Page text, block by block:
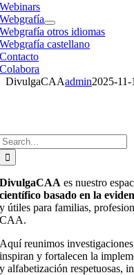
Webinars
Webgrafía
Webgrafía otros idiomas
Webgrafía castellano
Contacto
Colabora
DivulgaCAAadmin2025-
DivulgaCAA es nuestro
científico basado en la
y útiles para familias,
CAA.
Aquí reunimos
inspiran y fortalecen la
y alfabetización respetuosas,